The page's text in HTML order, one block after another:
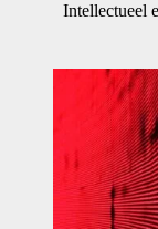
Intellectueel